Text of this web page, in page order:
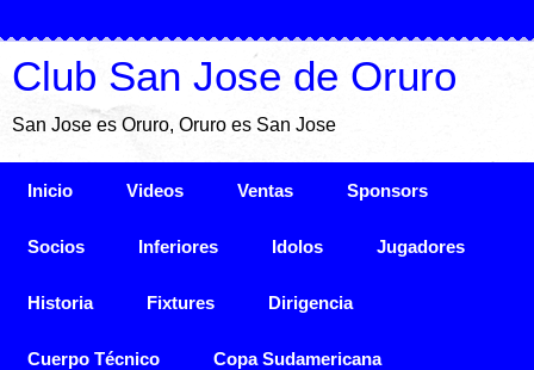
Club San Jose de Oruro
San Jose es Oruro, Oruro es San Jose
Inicio Videos Ventas Sponsors
Socios Inferiores Idolos Jugadores
Historia Fixtures Dirigencia
Cuerpo Técnico Copa Sudamericana